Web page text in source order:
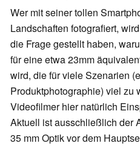
Wer mit seiner tollen
Landschaften fotografiert,
die Frage gestellt haben,
für eine etwa 23mm
wird, die für viele Szenarien
Produktphotographie) viel zu
Videofilmer hier natürlich
Aktuell ist ausschließlich der
35 mm Optik vor dem